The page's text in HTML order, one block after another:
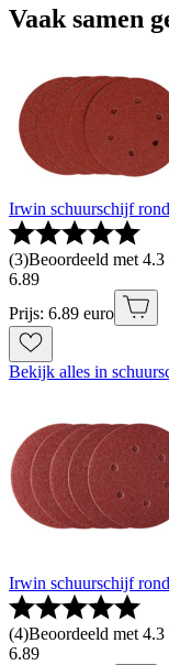
Vaak samen
Irwin schuurschijf
(3)Beoordeeld met
6.89
Prijs: 6.89 euro
Bekijk alles in
Irwin schuurschijf
(4)Beoordeeld met
6.89